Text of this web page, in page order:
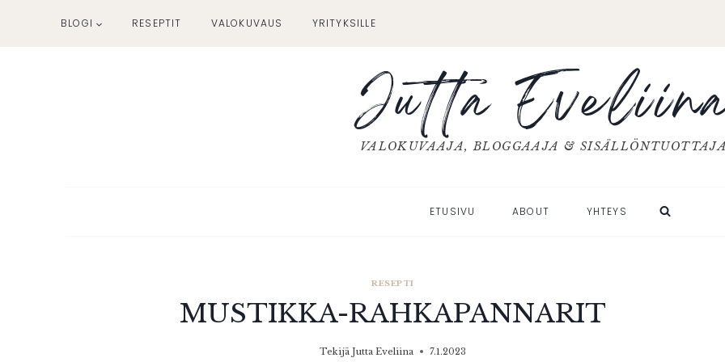
BLOGI RESEPTIT VALOKUVAUS YRITYKSILLE
Jutta
VALOKUVAAJA, BLOGGAAJA &
ETUSIVU ABOUT YHTEYS
RESEPTI
MUSTIKKA-RAHKAPANNARIT
Tekijä Jutta Eveliina 7.1.2023